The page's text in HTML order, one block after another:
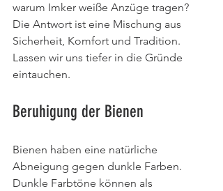
warum Imker weiße Anzüge tragen?
Die Antwort ist eine Mischung aus
Sicherheit, Komfort und Tradition.
Lassen wir uns tiefer in die Gründe
eintauchen.
Beruhigung der Bienen
Bienen haben eine natürliche
Abneigung gegen dunkle Farben.
Dunkle Farbtöne können als